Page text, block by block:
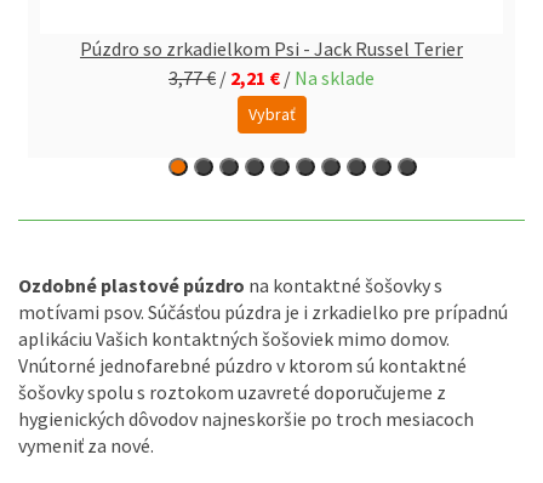
Púzdro so zrkadielkom Psi - Jack Russel Terier
3,77 € / 2,21 € / Na sklade
Vybrať
Ozdobné plastové púzdro na kontaktné šošovky s
motívami psov. Súčásťou púzdra je i zrkadielko pre prípadnú
aplikáciu Vašich kontaktných šošoviek mimo domov.
Vnútorné jednofarebné púzdro v ktorom sú kontaktné
šošovky spolu s roztokom uzavreté doporučujeme z
hygienických dôvodov najneskoršie po troch mesiacoch
vymeniť za nové.